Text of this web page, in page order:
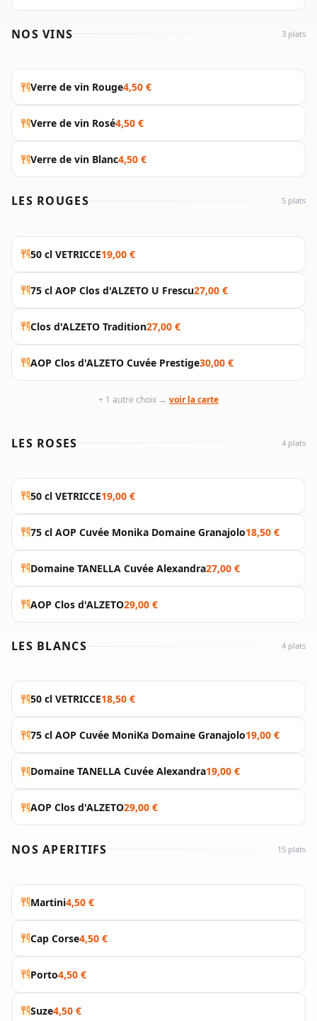
NOS VINS 3 plats
Verre de vin Rouge4,50 €
Verre de vin Rosé4,50 €
Verre de vin Blanc4,50 €
LES ROUGES 5 plats
50 cl VETRICCE19,00 €
75 cl AOP Clos d'ALZETO U Frescu27,00 €
Clos d'ALZETO Tradition27,00 €
AOP Clos d'ALZETO Cuvée Prestige30,00 €
+ 1 autre choix → voir la carte
LES ROSES 4 plats
50 cl VETRICCE19,00 €
75 cl AOP Cuvée Monika Domaine Granajolo18,50 €
Domaine TANELLA Cuvée Alexandra27,00 €
AOP Clos d'ALZETO29,00 €
LES BLANCS 4 plats
50 cl VETRICCE18,50 €
75 cl AOP Cuvée MoniKa Domaine Granajolo19,00 €
Domaine TANELLA Cuvée Alexandra19,00 €
AOP Clos d'ALZETO29,00 €
NOS APERITIFS 15 plats
Martini4,50 €
Cap Corse4,50 €
Porto4,50 €
Suze4,50 €